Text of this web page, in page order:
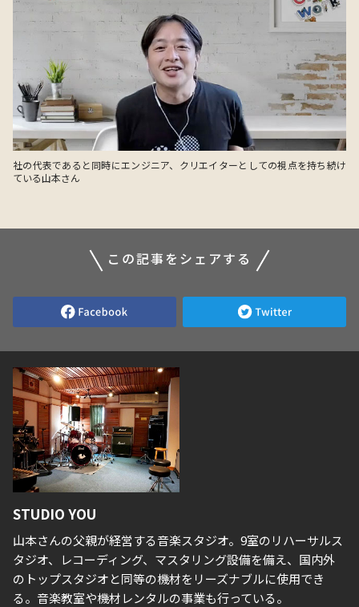
社の代表であると同時にエンジニア、クリエイターとしての視点を持ち続け
ている山本さん
この記事をシェアする
STUDIO YOU
山本さんの父親が経営する音楽スタジオ。9室のリハーサルス
タジオ、レコーディング、マスタリング設備を備え、国内外
のトップスタジオと同等の機材をリーズナブルに使用でき
る。音楽教室や機材レンタルの事業も行っている。